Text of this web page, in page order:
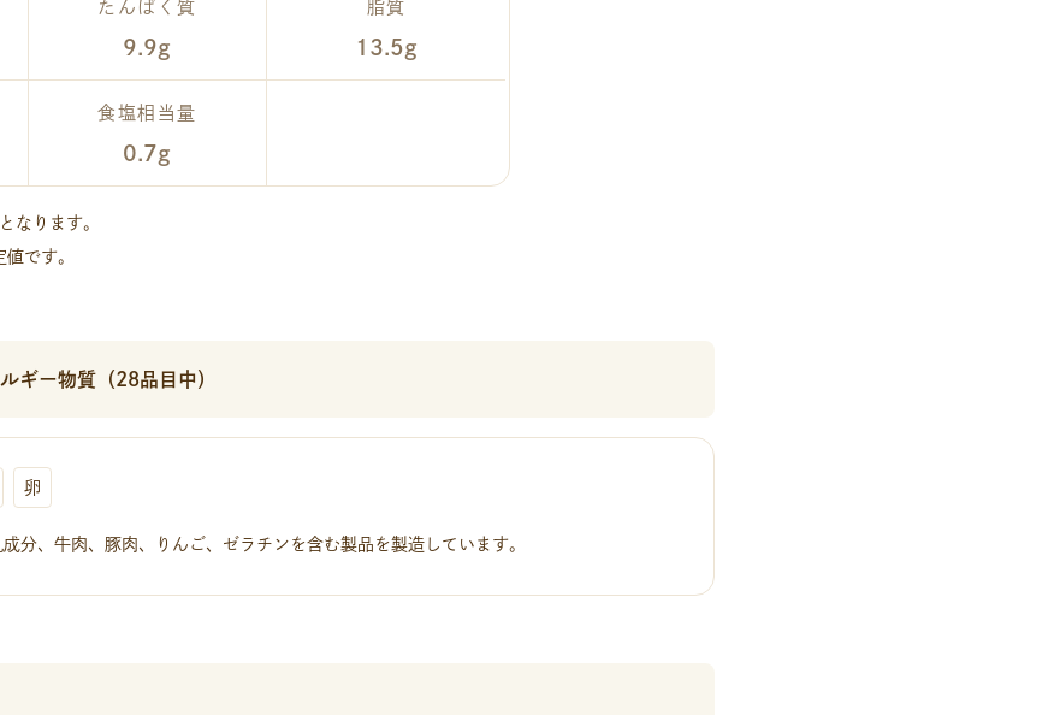
たんぱく質
9.9g
脂質
13.5g
食塩相当量
0.7g
なります。
です。
ギー物質（28品目中）
卵
分、牛肉、豚肉、りんご、ゼラチンを含む製品を製造しています。